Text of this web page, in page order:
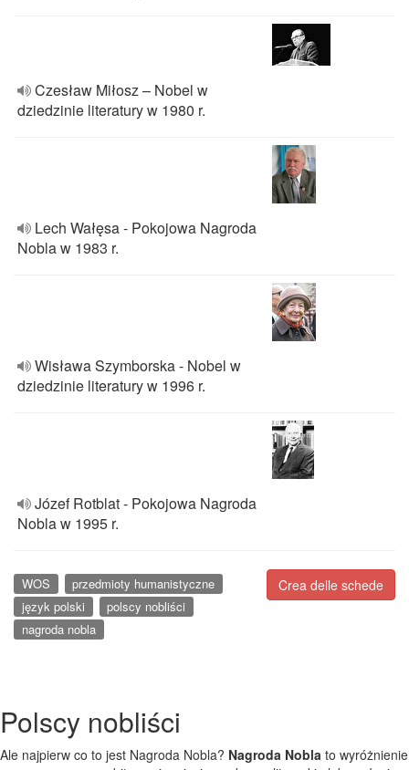
Czesław Miłosz – Nobel w
dziedzinie literatury w 1980 r.
Lech Wałęsa - Pokojowa Nagroda
Nobla w 1983 r.
Wisława Szymborska - Nobel w
dziedzinie literatury w 1996 r.
Józef Rotblat - Pokojowa Nagroda
Nobla w 1995 r.
Crea delle schede
WOS
przedmioty humanistyczne
język polski
polscy nobliści
nagroda nobla
Polscy nobliści
Ale najpierw co to jest Nagroda Nobla? Nagroda Nobla to wyróżnienie